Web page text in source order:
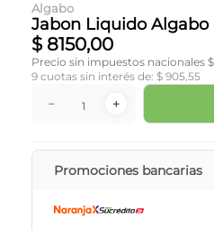
Algabo
Jabon Liquido Algabo
$ 8150,00
Precio sin impuestos nacionales $
9cuotas sin interés de: $ 905,55
＋
－
Promociones bancarias